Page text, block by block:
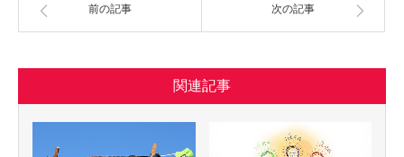
前の記事 次の記事
関連記事